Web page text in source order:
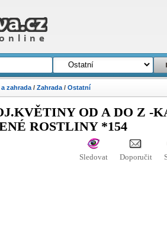
zahrada/ Zahrada/ Ostatní
OD A DO Z -
ROSTLINY *154
Sledovat Doporučit